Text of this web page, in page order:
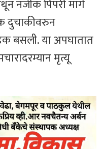
नजीक पिंपरी मार्गे
दुचाकीवरुन
बसली. या अपघातात
मृत्यू